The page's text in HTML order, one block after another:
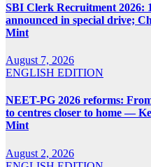
SBI Clerk Recruitment 2026:
announced in special drive;
Mint
August 7, 2026
ENGLISH EDITION
NEET-PG 2026 reforms:
to centres closer to home —
Mint
August 2, 2026